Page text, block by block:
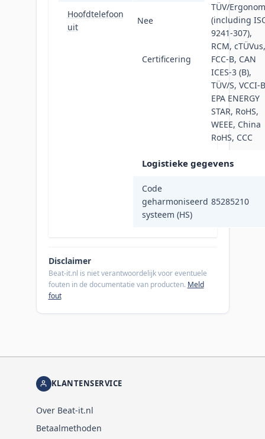
Hoofdtelefoon
uit
Nee
Certificering
TÜV/
(including
9241-307),
RCM, cTÜVus,
FCC-B, CAN
ICES-3 (B),
TÜV/S, VCCI-
EPA ENERGY
STAR, RoHS,
WEEE, China
RoHS, CCC
Logistieke gegevens
Code
geharmoniseerd
systeem (HS)
85285210
Disclaimer
Beat-it.nl is niet verantwoordelijk voor eventuele
fouten in de documentatie van producten. Meld
fout
KLANTENSERVICE
Over Beat-it.nl
Betaalmethoden